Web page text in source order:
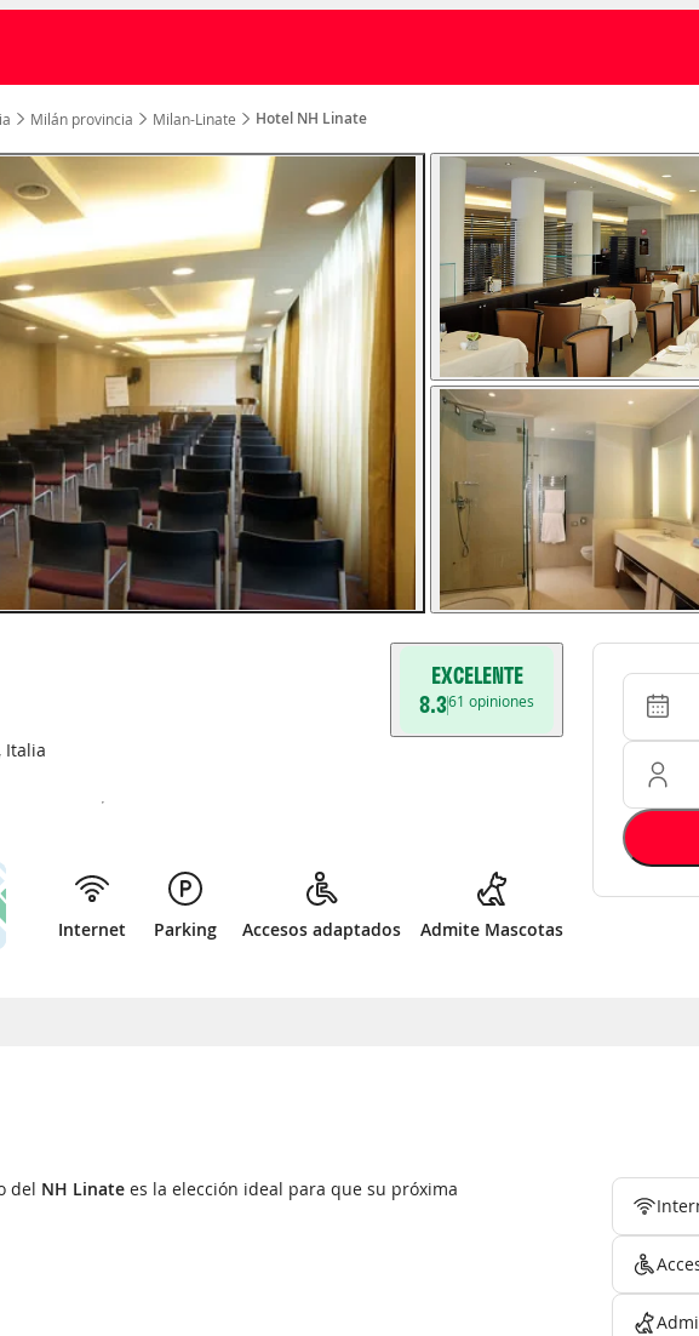
Milán provincia Milan-Linate Hotel NH Linate
, Italia
EXCELENTE
8.361 opiniones
Internet
Parking Accesos adaptados Admite Mascotas
Entrada
del NH Linate es la elección ideal para que su próxima